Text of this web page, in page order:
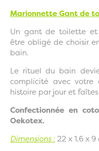
Marionnette Gant de
Un gant de toilette et
être obligé de choisir
bain.
Le rituel du bain
complicité avec votre
histoire par jour et
Confectionnée en
Oekotex.
Dimensions : 22 x 1,6 x 9